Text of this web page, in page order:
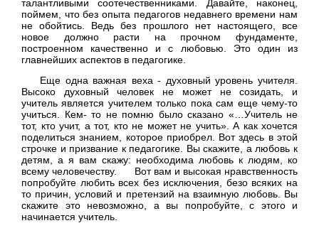
талантливыми соотечественниками. Давайте, наконец,
поймем, что без опыта педагогов недавнего времени нам
не обойтись. Ведь без прошлого нет настоящего, все
новое должно расти на прочном фундаменте,
построенном качественно и с любовью. Это один из
главнейших аспектов в педагогике.
Еще одна важная веха - духовный уровень учителя.
Высоко духовный человек не может не созидать, и
учитель является учителем только пока сам еще чему-то
учиться. Кем- то не помню было сказано «…Учитель не
тот, кто учит, а тот, кто не может не учить». А как хочется
поделиться знанием, которое приобрел. Вот здесь в этой
строчке и призвание к педагогике. Вы скажите, а любовь к
детям, а я вам скажу: необходима любовь к людям, ко
всему человечеству. Вот вам и высокая нравственность
попробуйте любить всех без исключения, безо всяких на
то причин, условий и претензий на взаимную любовь. Вы
скажите это невозможно, а вы попробуйте, с этого и
начинается учитель.